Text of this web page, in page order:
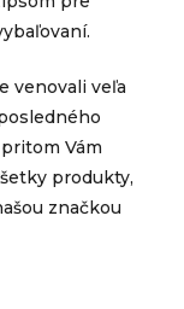
venovali veľa
Vám
produkty,
značkou